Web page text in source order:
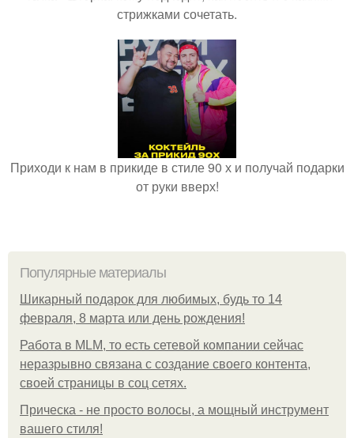
стрижками сочетать.
Приходи к нам в прикиде в стиле 90 х и получай подарки
от руки вверх!
Популярные материалы
Шикарный подарок для любимых, будь то 14
февраля, 8 марта или день рождения!
Работа в MLM, то есть сетевой компании сейчас
неразрывно связана с создание своего контента,
своей страницы в соц сетях.
Прическа - не просто волосы, а мощный инструмент
вашего стиля!